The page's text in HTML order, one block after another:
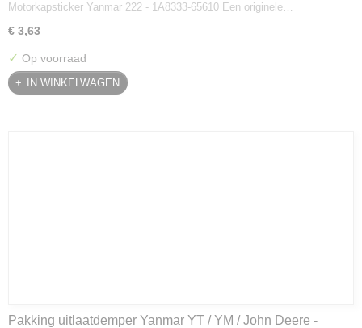
Motorkapsticker Yanmar 222 - 1A8333-65610 Een originele…
€ 3,63
✓ Op voorraad
IN WINKELWAGEN
Pakking uitlaatdemper Yanmar YT / YM / John Deere -